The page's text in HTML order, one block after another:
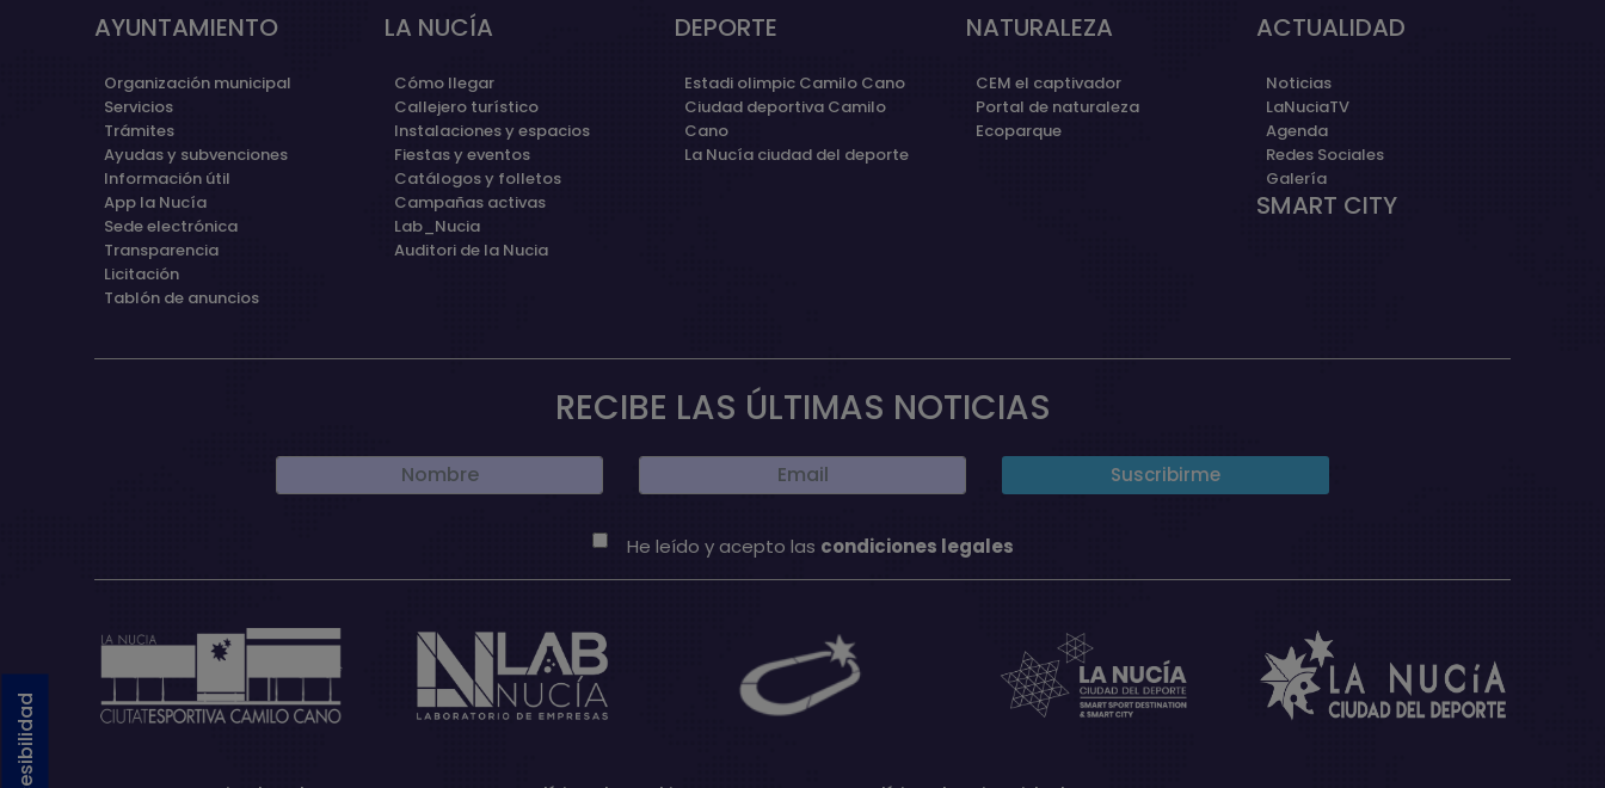
AYUNTAMIENTO
Organización municipal
Servicios
Trámites
Ayudas y subvenciones
Información útil
App la Nucía
Sede electrónica
Transparencia
Licitación
Tablón de anuncios
LA NUCÍA
Cómo llegar
Callejero turístico
Instalaciones y espacios
Fiestas y eventos
Catálogos y folletos
Campañas activas
Lab_Nucia
Auditori de la Nucia
DEPORTE
Estadi olimpic Camilo Cano
Ciudad deportiva Camilo
Cano
La Nucía ciudad del deporte
NATURALEZA
CEM el captivador
Portal de naturaleza
Ecoparque
ACTUALIDAD
Noticias
LaNuciaTV
Agenda
Redes Sociales
Galería
SMART CITY
RECIBE LAS ÚLTIMAS NOTICIAS
He leído y acepto las condiciones legales